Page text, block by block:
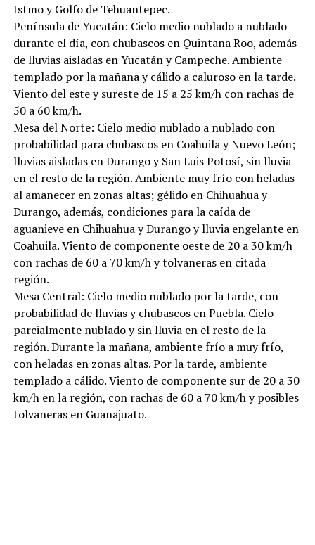
Istmo y Golfo de Tehuantepec.
Península de Yucatán: Cielo medio nublado a nublado
durante el día, con chubascos en Quintana Roo, además
de lluvias aisladas en Yucatán y Campeche. Ambiente
templado por la mañana y cálido a caluroso en la tarde.
Viento del este y sureste de 15 a 25 km/h con rachas de
50 a 60 km/h.
Mesa del Norte: Cielo medio nublado a nublado con
probabilidad para chubascos en Coahuila y Nuevo León;
lluvias aisladas en Durango y San Luis Potosí, sin lluvia
en el resto de la región. Ambiente muy frío con heladas
al amanecer en zonas altas; gélido en Chihuahua y
Durango, además, condiciones para la caída de
aguanieve en Chihuahua y Durango y lluvia engelante en
Coahuila. Viento de componente oeste de 20 a 30 km/h
con rachas de 60 a 70 km/h y tolvaneras en citada
región.
Mesa Central: Cielo medio nublado por la tarde, con
probabilidad de lluvias y chubascos en Puebla. Cielo
parcialmente nublado y sin lluvia en el resto de la
región. Durante la mañana, ambiente frío a muy frío,
con heladas en zonas altas. Por la tarde, ambiente
templado a cálido. Viento de componente sur de 20 a 30
km/h en la región, con rachas de 60 a 70 km/h y posibles
tolvaneras en Guanajuato.